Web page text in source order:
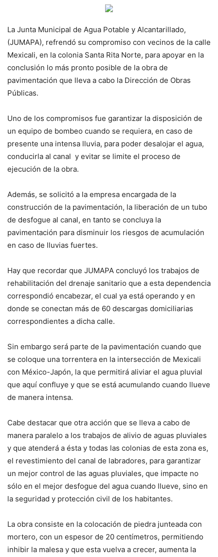
La Junta Municipal de Agua Potable y Alcantarillado,
(JUMAPA), refrendó su compromiso con vecinos de la calle
Mexicali, en la colonia Santa Rita Norte, para apoyar en la
conclusión lo más pronto posible de la obra de
pavimentación que lleva a cabo la Dirección de Obras
Públicas.
Uno de los compromisos fue garantizar la disposición de
un equipo de bombeo cuando se requiera, en caso de
presente una intensa lluvia, para poder desalojar el agua,
conducirla al canal y evitar se limite el proceso de
ejecución de la obra.
Además, se solicitó a la empresa encargada de la
construcción de la pavimentación, la liberación de un tubo
de desfogue al canal, en tanto se concluya la
pavimentación para disminuir los riesgos de acumulación
en caso de lluvias fuertes.
Hay que recordar que JUMAPA concluyó los trabajos de
rehabilitación del drenaje sanitario que a esta dependencia
correspondió encabezar, el cual ya está operando y en
donde se conectan más de 60 descargas domiciliarias
correspondientes a dicha calle.
Sin embargo será parte de la pavimentación cuando que
se coloque una torrentera en la intersección de Mexicali
con México-Japón, la que permitirá aliviar el agua pluvial
que aquí confluye y que se está acumulando cuando llueve
de manera intensa.
Cabe destacar que otra acción que se lleva a cabo de
manera paralelo a los trabajos de alivio de aguas pluviales
y que atenderá a ésta y todas las colonias de esta zona es,
el revestimiento del canal de labradores, para garantizar
un mejor control de las aguas pluviales, que impacte no
sólo en el mejor desfogue del agua cuando llueve, sino en
la seguridad y protección civil de los habitantes.
La obra consiste en la colocación de piedra junteada con
mortero, con un espesor de 20 centímetros, permitiendo
inhibir la malesa y que esta vuelva a crecer, aumenta la